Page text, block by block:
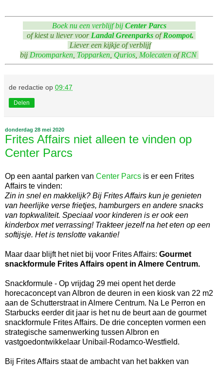
Boek nu een verblijf bij Center Parcs
of kiest u liever voor Landal GreenparksofRoompot.
Liever een kijkje of verblijf
bij Droomparken, Topparken, Qurios, MolecatenofRCN
de redactie op 09:47
Delen
donderdag 28 mei 2020
Frites Affairs niet alleen te vinden op
Center Parcs
Op een aantal parken van Center Parcs is er een Frites
Affairs te vinden:
Zin in snel en makkelijk? Bij Frites Affairs kun je genieten
van heerlijke verse frietjes, hamburgers en andere snacks
van topkwaliteit. Speciaal voor kinderen is er ook een
kinderbox met verrassing! Trakteer jezelf na het eten op een
softijsje. Het is tenslotte vakantie!
Maar daar blijft het niet bij voor Frites Affairs: Gourmet
snackformule Frites Affairs opent in Almere Centrum.
Snackformule - Op vrijdag 29 mei opent het derde
horecaconcept van Albron de deuren in een kiosk van 22 m2
aan de Schutterstraat in Almere Centrum. Na Le Perron en
Starbucks eerder dit jaar is het nu de beurt aan de gourmet
snackformule Frites Affairs. De drie concepten vormen een
strategische samenwerking tussen Albron en
vastgoedontwikkelaar Unibail-Rodamco-Westfield.
Bij Frites Affairs staat de ambacht van het bakken van